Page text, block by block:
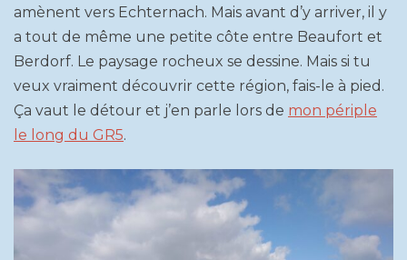
amènent vers Echternach. Mais avant d’y arriver, il y
a tout de même une petite côte entre Beaufort et
Berdorf. Le paysage rocheux se dessine. Mais si tu
veux vraiment découvrir cette région, fais-le à pied.
Ça vaut le détour et j’en parle lors de mon périple
le long du GR5.